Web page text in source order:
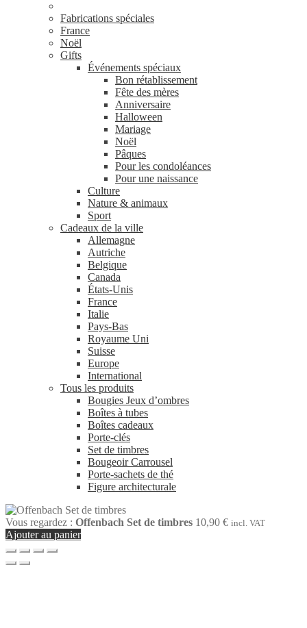
Fabrications spéciales
France
Noël
Gifts
Événements spéciaux
Bon rétablissement
Fête des mères
Anniversaire
Halloween
Mariage
Noël
Pâques
Pour les condoléances
Pour une naissance
Culture
Nature & animaux
Sport
Cadeaux de la ville
Allemagne
Autriche
Belgique
Canada
États-Unis
France
Italie
Pays-Bas
Royaume Uni
Suisse
Europe
International
Tous les produits
Bougies Jeux d’ombres
Boîtes à tubes
Boîtes cadeaux
Porte-clés
Set de timbres
Bougeoir Carrousel
Porte-sachets de thé
Figure architecturale
Vous regardez : Offenbach Set de timbres 10,90 € incl. VAT
Ajouter au panier